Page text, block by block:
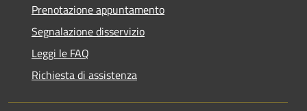
Prenotazione appuntamento
Segnalazione disservizio
Leggi le FAQ
Richiesta di assistenza